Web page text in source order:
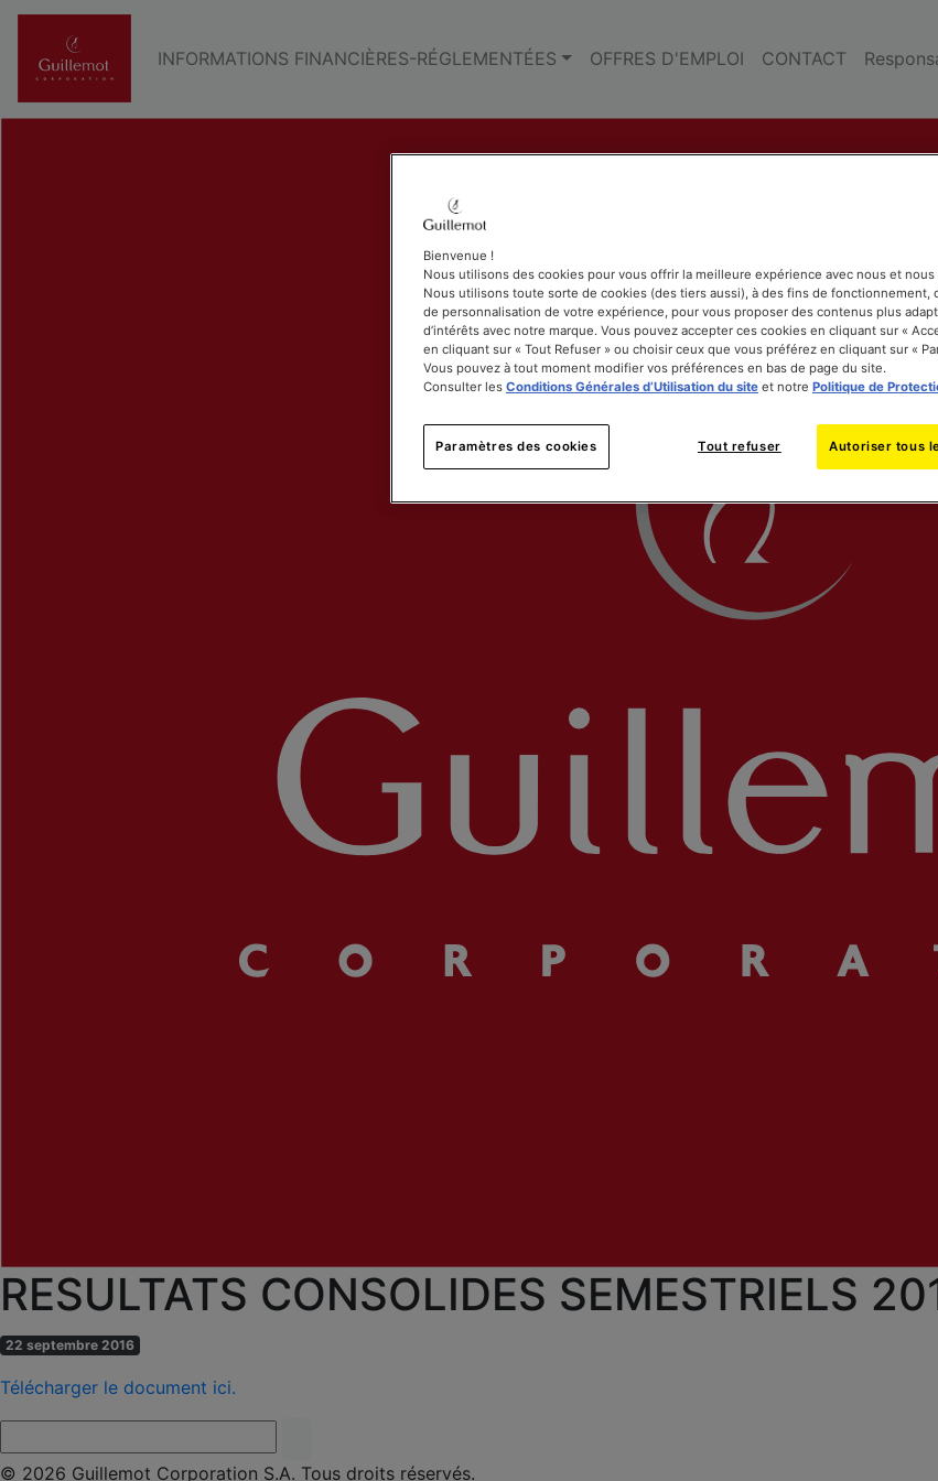
INFORMATIONS FINANCIÈRES-RÉGLEMENTÉES OFFRES D'EMPLOI CONTACT
RESULTATS CONSOLIDES SEMESTRIELS
22 septembre 2016
Télécharger le document ici.
© 2026 Guillemot Corporation S.A. Tous droits réservés.
Bienvenue !
Nous utilisons des cookies pour vous offrir la meilleure expérience avec nous et nous
Nous utilisons toute sorte de cookies (des tiers aussi), à des fins de fonctionnement,
de personnalisation de votre expérience, pour vous proposer des contenus plus
d’intérêts avec notre marque. Vous pouvez accepter ces cookies en cliquant sur «
en cliquant sur « Tout Refuser » ou choisir ceux que vous préférez en cliquant sur «
Vous pouvez à tout moment modifier vos préférences en bas de page du site.
Consulter les Conditions Générales d’Utilisation du site et notre Politique de
Tout refuser Autoriser tous
Paramètres des cookies